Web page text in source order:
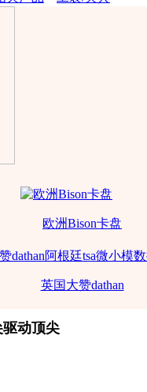
欧洲Bison卡盘
英国大赞dathan
动顶尖